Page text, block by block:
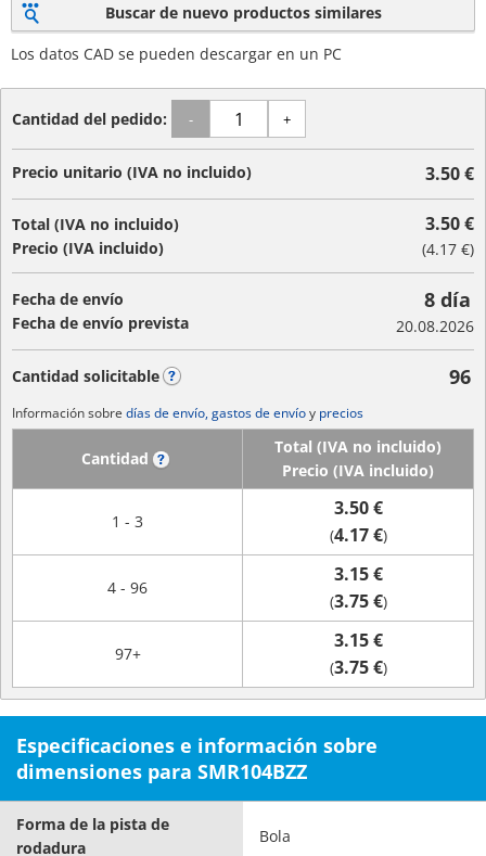
Buscar de nuevo productos similares
Los datos CAD se pueden descargar en un PC
Cantidad del pedido: - +
Precio unitario (IVA no incluido) 3.50 €
Total (IVA no incluido)
Precio (IVA incluido)
3.50 €
(4.17 €)
Fecha de envío
Fecha de envío prevista
8 día
20.08.2026
Cantidad solicitable 96
Información sobre días de envío, gastos de envíoy precios
Cantidad
Total (IVA no incluido)
Precio (IVA incluido)
1 - 3
3.50 €
(4.17 €)
4 - 96
3.15 €
(3.75 €)
97+
3.15 €
(3.75 €)
Especificaciones e información sobre
dimensiones para SMR104BZZ
Forma de la pista de
rodadura
Bola